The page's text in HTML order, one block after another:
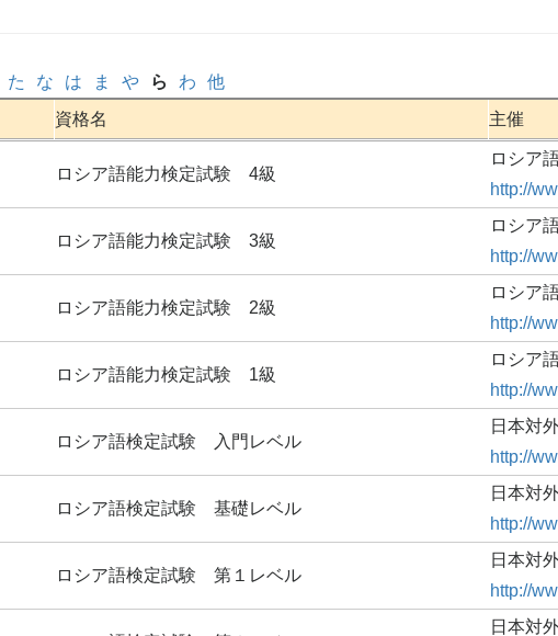
た な は ま や ら わ 他
資格名 主催
ロシア語能力検定試験 4級
ロシア
http://
ロシア語能力検定試験 3級
ロシア
http://
ロシア語能力検定試験 2級
ロシア
http://
ロシア語能力検定試験 1級
ロシア
http://
ロシア語検定試験 入門レベル
日本対
http://
ロシア語検定試験 基礎レベル
日本対
http://
ロシア語検定試験 第１レベル
日本対
http://
日本対